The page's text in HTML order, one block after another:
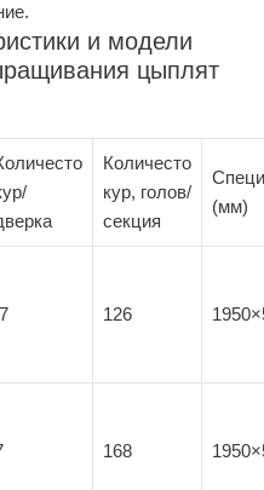
и модели
цыплят
Количесто
кур, голов/
секция
(мм)
7 126
168